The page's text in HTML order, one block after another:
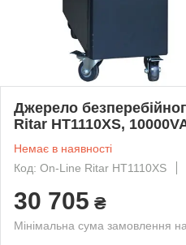
Джерело
Ritar HT1110XS,
Немає в наявності
Код: On-Line Ritar HT1110XS
30 705 ₴
Мінімальна сума замовлення